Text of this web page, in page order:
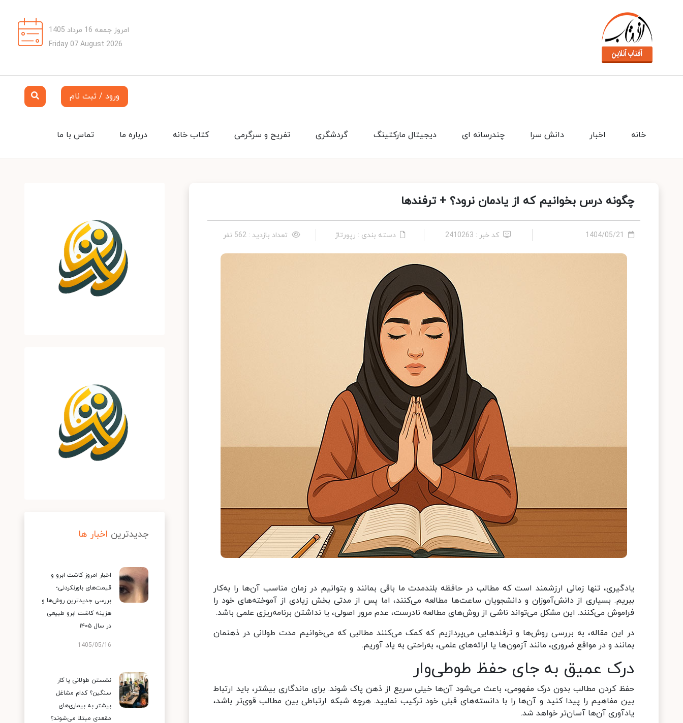
امروز جمعه 16 مرداد 1405
Friday 07 August 2026
ورود / ثبت نام
تماس با ما درباره ما کتاب خانه تفریح و سرگرمی گردشگری دیجیتال مارکتینگ چندرسانه ای دانش سرا اخبار خانه
چگونه درس بخوانیم که از یادمان نرود؟ + ترفندها
1404/05/21 کد خبر : 2410263 دسته بندی : رپورتاژ تعداد بازدید : 562 نفر
یادگیری، تنها زمانی ارزشمند است که مطالب در حافظه بلندمدت ما باقی بمانند و بتوانیم در زمان مناسب آن‌ها را به‌کار
ببریم. بسیاری از دانش‌آموزان و دانشجویان ساعت‌ها مطالعه می‌کنند، اما پس از مدتی بخش زیادی از آموخته‌های خود را
فراموش می‌کنند. این مشکل می‌تواند ناشی از روش‌های مطالعه نادرست، عدم مرور اصولی، یا نداشتن برنامه‌ریزی علمی باشد.
در این مقاله، به بررسی روش‌ها و ترفندهایی می‌پردازیم که کمک می‌کنند مطالبی که می‌خوانیم مدت طولانی در ذهنمان
بمانند و در مواقع ضروری، مانند آزمون‌ها یا ارائه‌های علمی، به‌راحتی به یاد آوریم.
درک عمیق به جای حفظ طوطی‌وار
حفظ کردن مطالب بدون درک مفهومی، باعث می‌شود آن‌ها خیلی سریع از ذهن پاک شوند. برای ماندگاری بیشتر، باید ارتباط
بین مفاهیم را پیدا کنید و آن‌ها را با دانسته‌های قبلی خود ترکیب نمایید. هرچه شبکه ارتباطی بین مطالب قوی‌تر باشد،
یادآوری آن‌ها آسان‌تر خواهد شد.
جدیدترین اخبار ها
اخبار امروز کاشت ابرو و
قیمت‌های باورنکردنی؛
بررسی جدیدترین روش‌ها و
هزینه کاشت ابرو طبیعی
در سال ۱۴۰۵
1405/05/16
نشستن طولانی یا کار
سنگین؟ کدام مشاغل
بیشتر به بیماری‌های
مقعدی مبتلا می‌شوند؟